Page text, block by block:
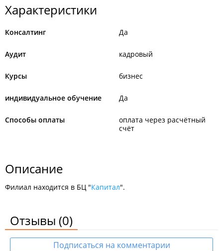
Характеристики
Консалтинг Да
Аудит кадровый
Курсы бизнес
индивидуальное обучение Да
Способы оплаты
оплата через расчётный
счёт
Описание
Филиал находится в БЦ "Капитал".
Отзывы (0)
Подписаться на комментарии